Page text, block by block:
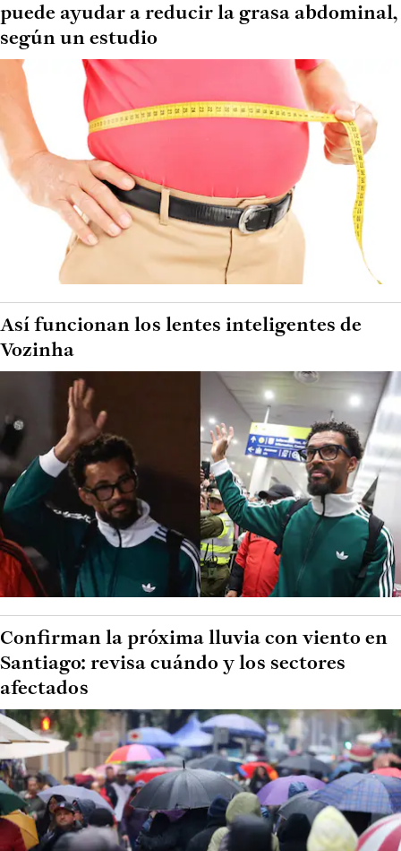
puede ayudar a reducir la grasa abdominal,
según un estudio
Así funcionan los lentes inteligentes de
Vozinha
Confirman la próxima lluvia con viento en
Santiago: revisa cuándo y los sectores
afectados